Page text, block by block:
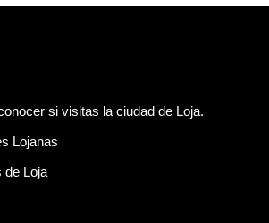
si visitas la ciudad de Loja.
Lojanas
de Loja